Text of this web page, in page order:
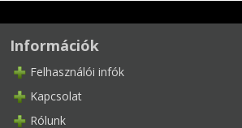
Információk
Felhasználói infók
Kapcsolat
Rólunk